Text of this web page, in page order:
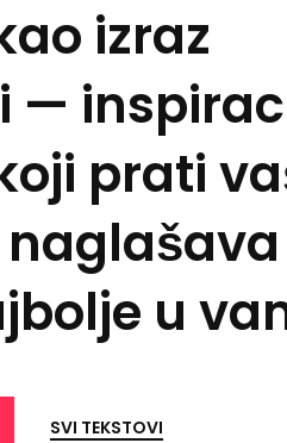
izraz
—
prati
u
SVI TEKSTOVI